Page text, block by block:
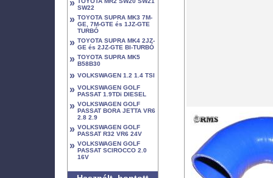
» SW22
» TOYOTA SUPRA MK3 7M-
GE, 7M-GTE és 1JZ-GTE
TURBÓ
» TOYOTA SUPRA MK4 2JZ-
GE és 2JZ-GTE BI-TURBÓ
» TOYOTA SUPRA MK5
B58B30
» VOLKSWAGEN 1.2 1.4 TSI
» VOLKSWAGEN GOLF
PASSAT 1.9TDi DIESEL
» VOLKSWAGEN GOLF
PASSAT BORA JETTA VR6
2.8 2.9
» VOLKSWAGEN GOLF
PASSAT R32 VR6 24V
» VOLKSWAGEN GOLF
PASSAT SCIROCCO 2.0
16V